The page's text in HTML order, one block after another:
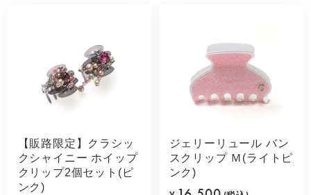
【販路限定】クラシッ
クシャイニー ホイップ
クリップ2個セット(ピ
ンク)
ジェリーリュール バン
スクリップ Ｍ(ライトピ
ンク)